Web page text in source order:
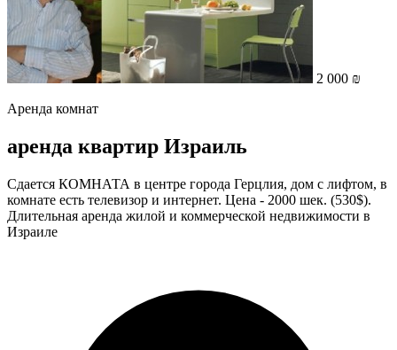
2 000 ₪
Аренда комнат
аренда квартир Израиль
Сдается КОМНАТА в центре города Герцлия, дом с лифтом, в
комнате есть телевизор и интернет. Цена - 2000 шек. (530$).
Длительная аренда жилой и коммерческой недвижимости в
Израиле